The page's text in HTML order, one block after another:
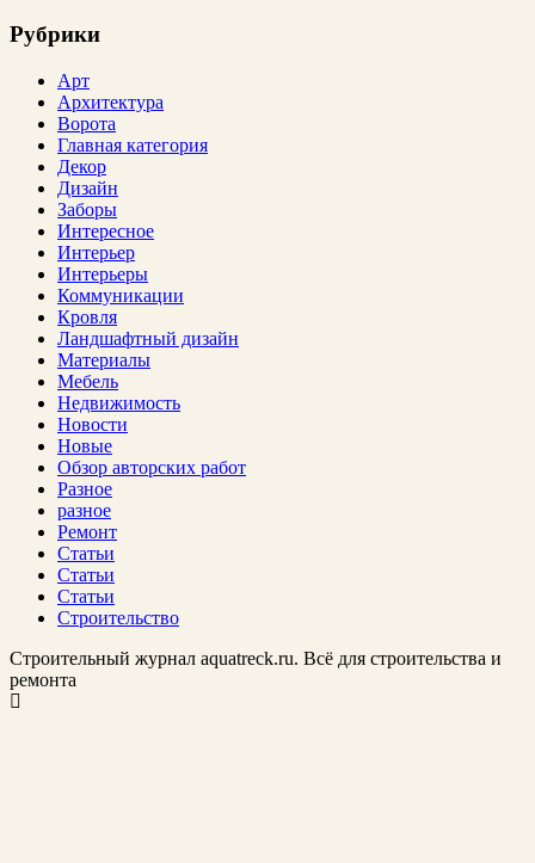
Рубрики
Арт
Архитектура
Ворота
Главная категория
Декор
Дизайн
Заборы
Интересное
Интерьер
Интерьеры
Коммуникации
Кровля
Ландшафтный дизайн
Материалы
Мебель
Недвижимость
Новости
Новые
Обзор авторских работ
Разное
разное
Ремонт
Статьи
Статьи
Статьи
Строительство
Строительный журнал aquatreck.ru. Всё для строительства и
ремонта